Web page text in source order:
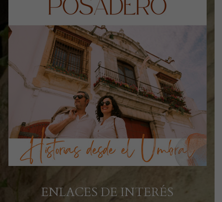
ENLACES DE INTERÉS